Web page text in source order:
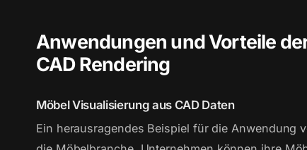
Anwendungen und Vorteile
CAD Rendering
Möbel Visualisierung aus CAD Daten
Ein herausragendes Beispiel für die Anwendung